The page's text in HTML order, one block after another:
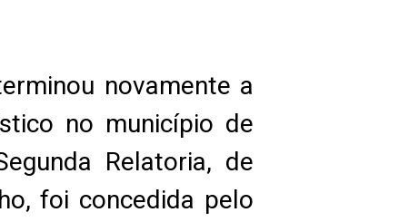
novamente a
no município de
Relatoria, de
foi concedida pelo